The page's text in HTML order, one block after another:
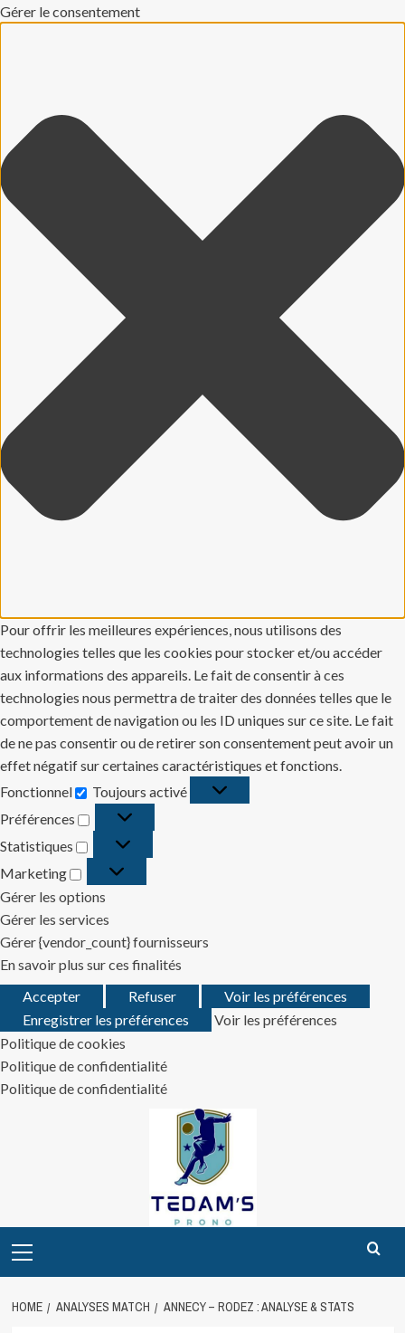
Gérer le consentement
Pour offrir les meilleures expériences, nous utilisons des
technologies telles que les cookies pour stocker et/ou accéder
aux informations des appareils. Le fait de consentir à ces
technologies nous permettra de traiter des données telles que le
comportement de navigation ou les ID uniques sur ce site. Le fait
de ne pas consentir ou de retirer son consentement peut avoir un
effet négatif sur certaines caractéristiques et fonctions.
Fonctionnel
Fonctionnel
Toujours activé
Préférences
Préférences
Statistiques
Statistiques
Marketing
Marketing
Gérer les options
Gérer les services
Gérer {vendor_count} fournisseurs
En savoir plus sur ces finalités
Accepter
Refuser
Voir les préférences
Enregistrer les préférences
Voir les préférences
Politique de cookies
Politique de confidentialité
Politique de confidentialité
Menu
HOME ANALYSES MATCH ANNECY – RODEZ : ANALYSE & STATS